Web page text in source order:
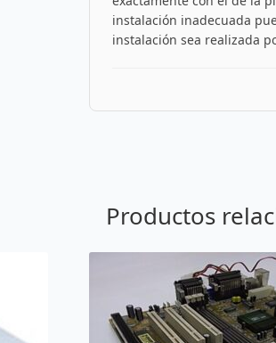
instalación inadecuada
instalación sea realizada
Productos